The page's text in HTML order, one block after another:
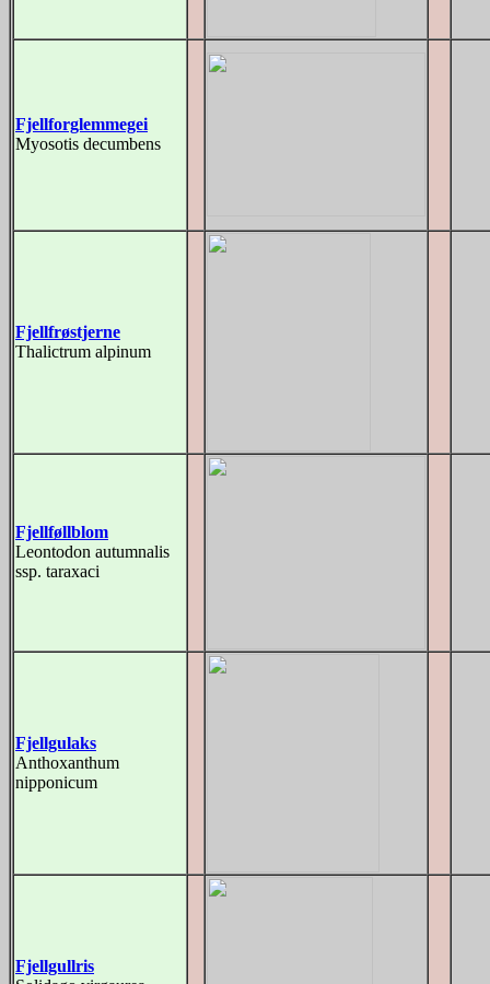
Fjellforglemmegei
Myosotis decumbens
Fjellfrøstjerne
Thalictrum alpinum
Fjellføllblom
Leontodon autumnalis
ssp. taraxaci
Fjellgulaks
Anthoxanthum
nipponicum
Fjellgullris